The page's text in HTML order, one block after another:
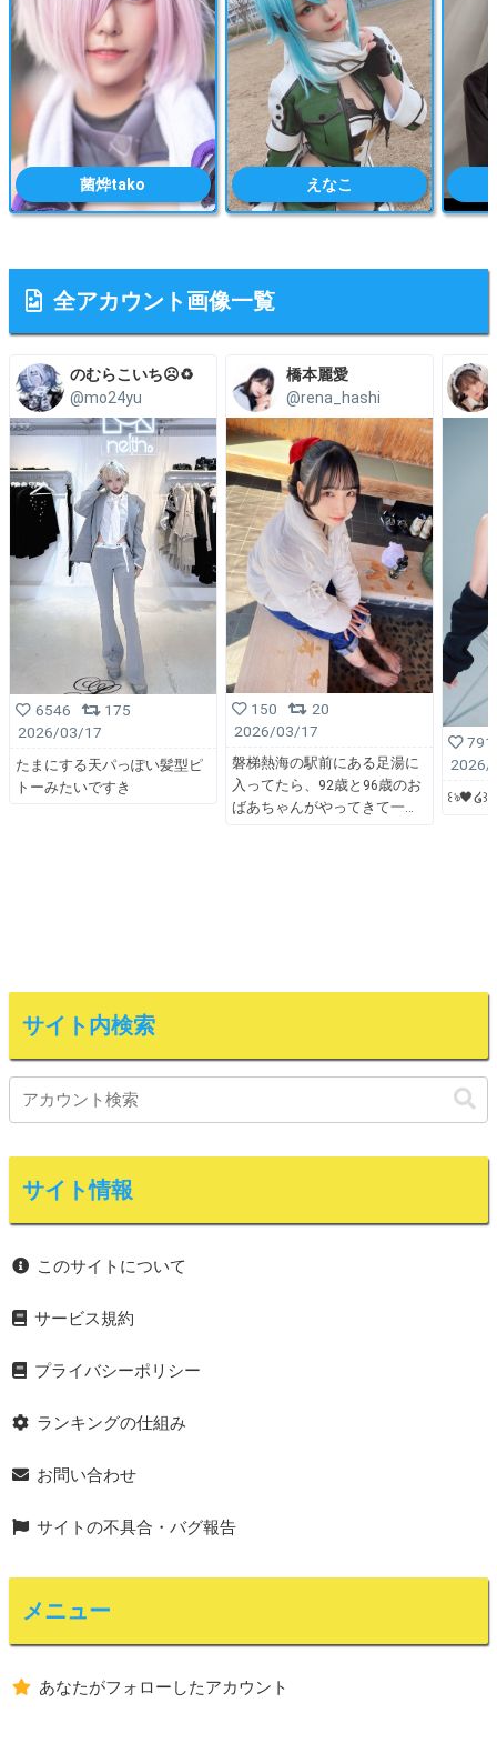
菌烨tako えなこ
全アカウント画像一覧
のむらこいち☹️♻️
@mo24yu
6546
175
2026/03/17
たまにする天パっぽい髪型ピ
トーみたいですき
橋本麗愛
@rena_hashi
150
20
2026/03/17
磐梯熱海の駅前にある足湯に
入ってたら、92歳と96歳のお
ばあちゃんがやってきて一
791
2026/
꒰ঌ🖤໒꒱
サイト内検索
サイト情報
このサイトについて
サービス規約
プライバシーポリシー
ランキングの仕組み
お問い合わせ
サイトの不具合・バグ報告
メニュー
あなたがフォローしたアカウント